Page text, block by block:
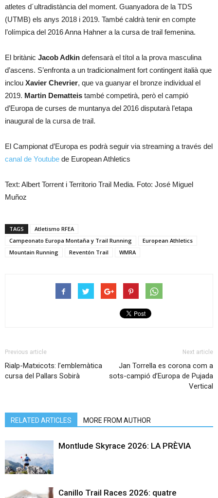
atletes d´ultradistància del moment. Guanyadora de la TDS
(UTMB) els anys 2018 i 2019. També caldrà tenir en compte
l’olímpica del 2016 Anna Hahner a la cursa de trail femenina.
El britànic Jacob Adkin defensarà el títol a la prova masculina
d’ascens. S’enfronta a un tradicionalment fort contingent italià que
inclou Xavier Chevrier, que va guanyar el bronze individual el
2019. Martin Dematteis també competirà, però el campió
d’Europa de curses de muntanya del 2016 disputarà l’etapa
inaugural de la cursa de trail.
El Campionat d’Europa es podrà seguir via streaming a través del
canal de Youtube de European Athletics
Text: Albert Torrent i Territorio Trail Media. Foto: José Miguel
Muñoz
TAGS
Atletismo RFEA
Campeonato Europa Montaña y Trail Running
European Athletics
Mountain Running
Reventón Trail WMRA
Previous article
Rialp-Matxicots: l’emblemàtica
cursa del Pallars Sobirà
Next article
Jan Torrella es corona com a
sots-campió d’Europa de Pujada
Vertical
RELATED ARTICLES MORE FROM AUTHOR
Montlude Skyrace 2026: LA PRÈVIA
Canillo Trail Races 2026: quatre